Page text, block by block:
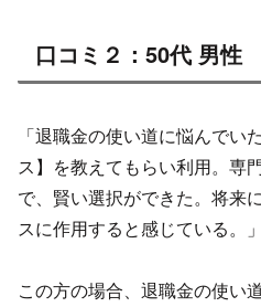
口コミ２：50代 男性
「退職金の使い道に悩んでい
ス】 を教えてもらい利用。専
で、賢い選択ができた。将来
スに作用すると感じている。」
この方の場合、退職金の使い